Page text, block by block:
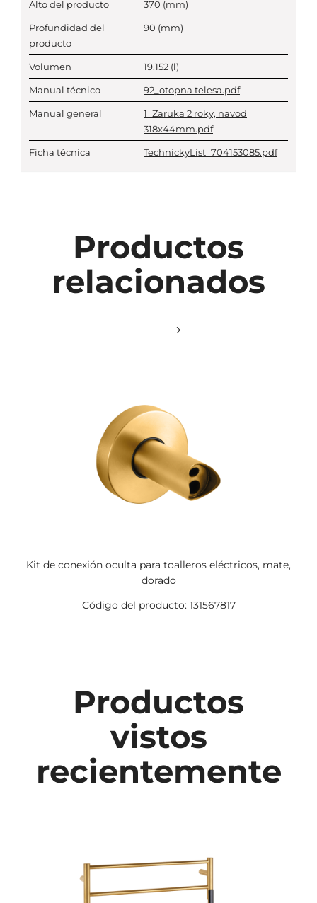
Alto del producto 370 (mm)
Profundidad del
producto
90 (mm)
Volumen 19.152 (l)
Manual técnico 92_otopna telesa.pdf
Manual general
1_Zaruka 2 roky, navod
318x44mm.pdf
Ficha técnica TechnickyList_704153085.pdf
Productos
relacionados
Kit de conexión oculta para toalleros eléctricos, mate,
dorado
Código del producto: 131567817
Productos
vistos
recientemente